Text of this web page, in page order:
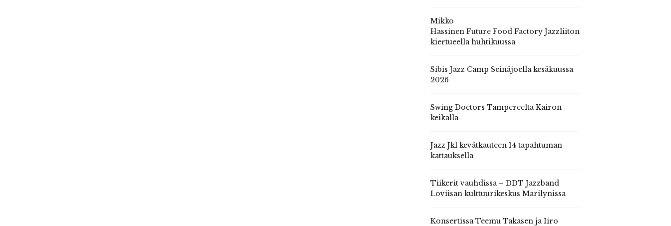
Mikko
Hassinen Future Food Factory Jazzliiton
kiertueella huhtikuussa
Sibis Jazz Camp Seinäjoella kesäkuussa
2026
Swing Doctors Tampereelta Kairon
keikalla
Jazz Jkl kevätkauteen 14 tapahtuman
kattauksella
Tiikerit vauhdissa – DDT Jazzband
Loviisan kulttuurikeskus Marilynissa
Konsertissa Teemu Takasen ja Iiro